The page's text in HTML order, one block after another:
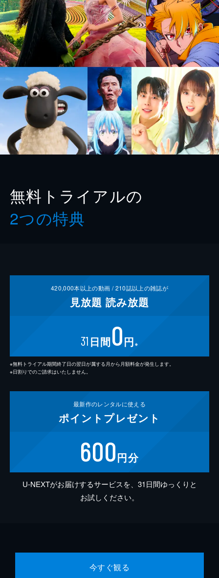
無料トライアルの
2つの特典
420,000本以上の動画 /210誌以上の雑誌が
見放題 読み放題
31 日間0円 ※
※無料トライアル期間終了日の翌日が属する月から月額料金が発生します。
※日割りでのご請求はいたしません。
最新作のレンタルに使える
ポイント プレゼント
600円分
U-NEXTがお届けするサービスを、31日間ゆっくりと
お試しください。
今すぐ観る